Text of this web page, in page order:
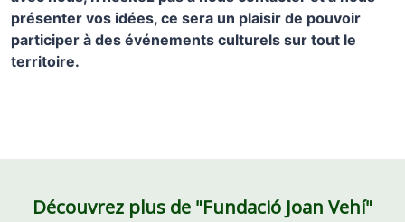
présenter vos idées, ce sera un plaisir de pouvoir
participer à des événements culturels sur tout le
territoire.
Découvrez plus de "Fundació Joan Vehí"